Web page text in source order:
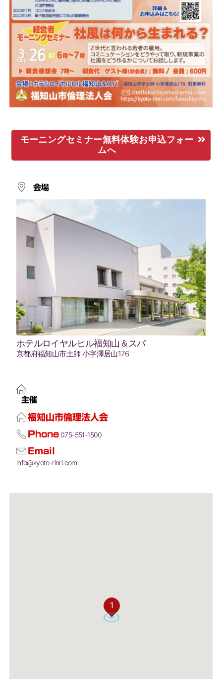
モーニングセミナー無料体験お申込フォー
ムへ
会場
ホテルロイヤルヒル福知山＆スパ
京都府福知山市土師 小字澤居山176
主催
福知山市倫理法人会
Phone 075-551-1500
Email
info@kyoto-rinri.com
1